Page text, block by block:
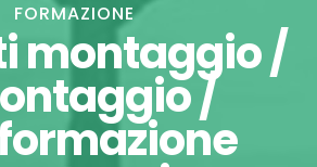
montaggio /
/
FORMAZIONE